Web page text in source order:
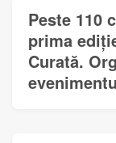
Peste 110
prima
Curată.